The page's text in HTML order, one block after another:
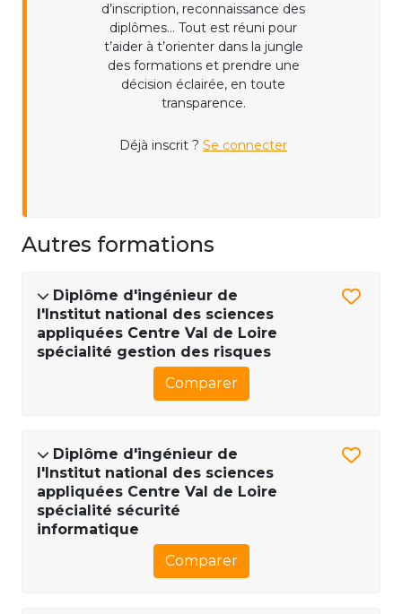
d’inscription, reconnaissance des
diplômes... Tout est réuni pour
t’aider à t’orienter dans la jungle
des formations et prendre une
décision éclairée, en toute
transparence.
Déjà inscrit ? Se connecter
Autres formations
Diplôme d'ingénieur de
l'Institut national des sciences
appliquées Centre Val de Loire
spécialité gestion des risques
Comparer
Diplôme d'ingénieur de
l'Institut national des sciences
appliquées Centre Val de Loire
spécialité sécurité
informatique
Comparer